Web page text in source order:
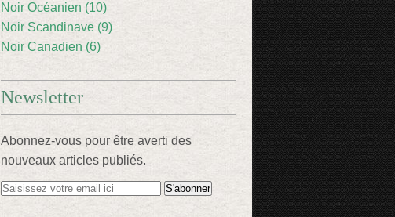
Noir Océanien (10)
Noir Scandinave (9)
Noir Canadien (6)
Newsletter
Abonnez-vous pour être averti des
nouveaux articles publiés.